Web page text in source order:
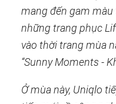
mang đến gam
những trang phục
vào thời trang mùa
“Sunny Moments -
Ở mùa này, Uniqlo